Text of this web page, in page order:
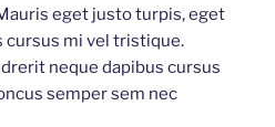
eget justo turpis, eget
cursus mi vel tristique.
neque dapibus cursus
semper sem nec